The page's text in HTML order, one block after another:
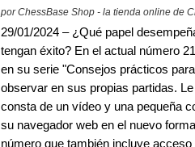
por ChessBase Shop - la tienda online de
29/01/2024 – ¿Qué papel
tengan éxito? En el actual número
en su serie "Consejos prácticos
observar en sus propias partidas.
consta de un vídeo y una pequeña
su navegador web en el nuevo
número que también incluye